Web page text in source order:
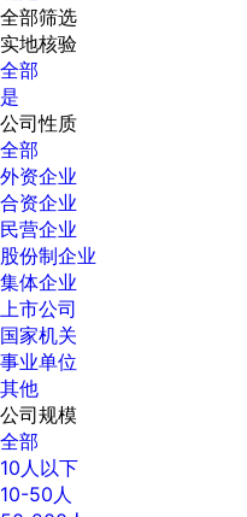
全部筛选
实地核验
全部
是
公司性质
全部
外资企业
合资企业
民营企业
股份制企业
集体企业
上市公司
国家机关
事业单位
其他
公司规模
全部
10人以下
10-50人